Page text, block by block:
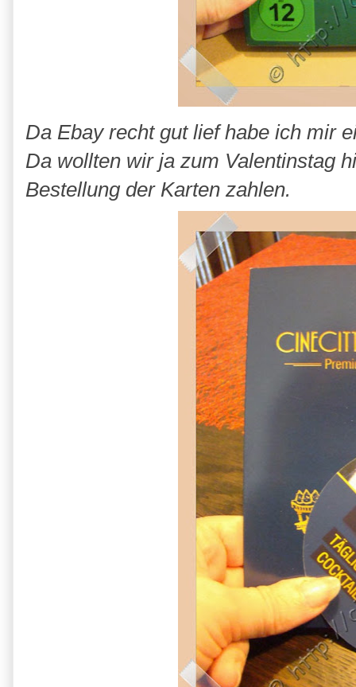
Da Ebay recht gut lief habe ich mir
Da wollten wir ja zum Valentinstag
Bestellung der Karten zahlen.